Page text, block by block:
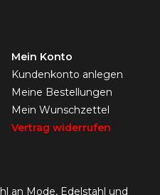
Mein Konto
Kundenkonto anlegen
Meine Bestellungen
Mein Wunschzettel
Vertrag widerrufen
an Mode, Edelstahl und